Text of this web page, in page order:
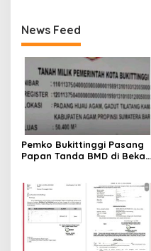
News Feed
Pemko Bukittinggi Pasang
Papan Tanda BMD di Bekas